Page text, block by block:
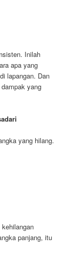
Inilah
apa yang
lapangan. Dan
yang
yang hilang.
panjang, itu